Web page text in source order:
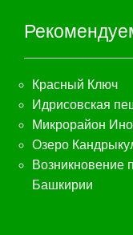
Красный Ключ
Идрисовская
Микрорайон
Озеро
Возникновение
Башкирии